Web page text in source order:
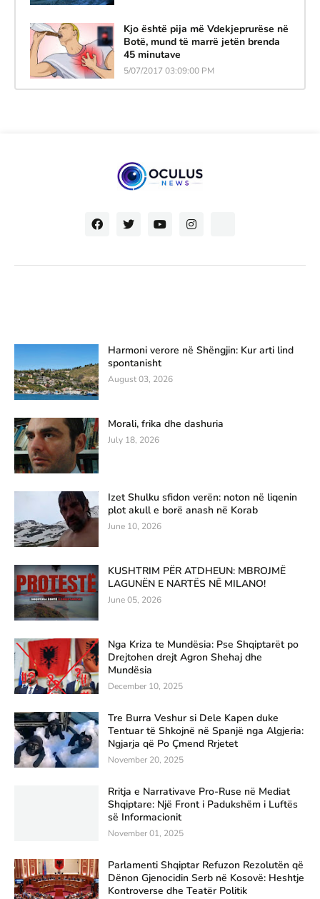
Kjo është pija më Vdekjeprurëse në
Botë, mund të marrë jetën brenda
45 minutave
5/07/2017 03:09:00 PM
Harmoni verore në Shëngjin: Kur arti lind
spontanisht
August 03, 2026
Morali, frika dhe dashuria
July 18, 2026
Izet Shulku sfidon verën: noton në liqenin
plot akull e borë anash në Korab
June 10, 2026
KUSHTRIM PËR ATDHEUN: MBROJMË
LAGUNËN E NARTËS NË MILANO!
June 05, 2026
Nga Kriza te Mundësia: Pse Shqiptarët po
Drejtohen drejt Agron Shehaj dhe
Mundësia
December 10, 2025
Tre Burra Veshur si Dele Kapen duke
Tentuar të Shkojnë në Spanjë nga Algjeria:
Ngjarja që Po Çmend Rrjetet
November 20, 2025
Rritja e Narrativave Pro-Ruse në Mediat
Shqiptare: Një Front i Padukshëm i Luftës
së Informacionit
November 01, 2025
Parlamenti Shqiptar Refuzon Rezolutën që
Dënon Gjenocidin Serb në Kosovë: Heshtje
Kontroverse dhe Teatër Politik